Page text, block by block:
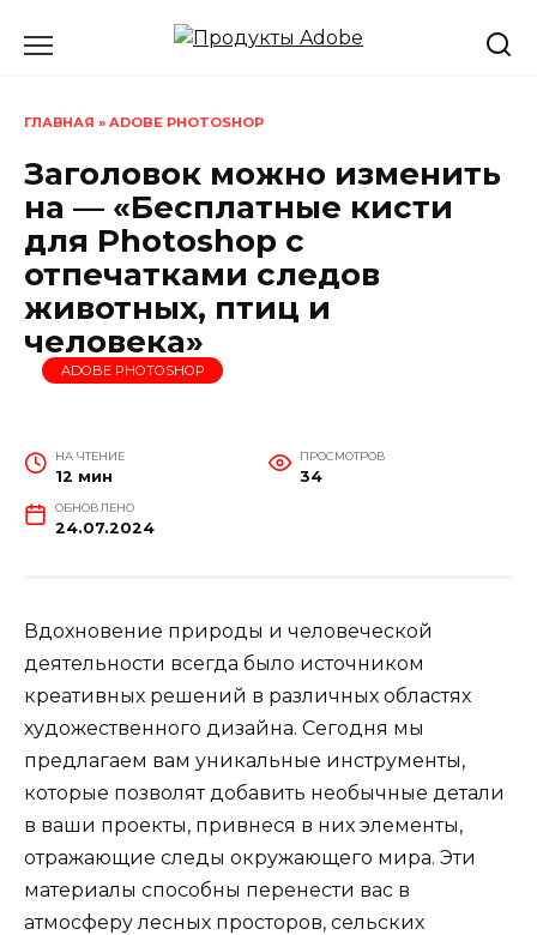
ГЛАВНАЯ » ADOBE PHOTOSHOP
Заголовок можно изменить
на — «Бесплатные кисти
для Photoshop с
отпечатками следов
животных, птиц и
человека»
ADOBE PHOTOSHOP
НА ЧТЕНИЕ
12 мин
ПРОСМОТРОВ
34
ОБНОВЛЕНО
24.07.2024
Вдохновение природы и человеческой
деятельности всегда было источником
креативных решений в различных областях
художественного дизайна. Сегодня мы
предлагаем вам уникальные инструменты,
которые позволят добавить необычные детали
в ваши проекты, привнеся в них элементы,
отражающие следы окружающего мира. Эти
материалы способны перенести вас в
атмосферу лесных просторов, сельских